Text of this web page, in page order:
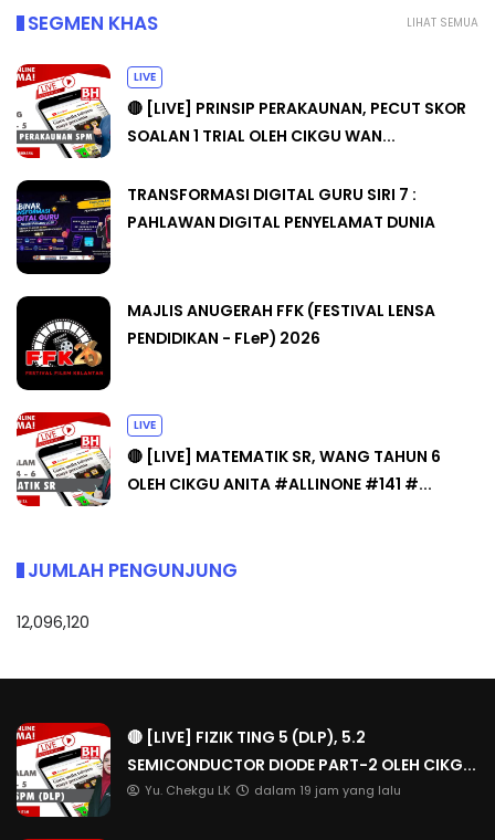
LIHAT SEMUA
SEGMEN KHAS
LIVE
🔴 [LIVE] PRINSIP PERAKAUNAN, PECUT SKOR
SOALAN 1 TRIAL OLEH CIKGU WAN...
TRANSFORMASI DIGITAL GURU SIRI 7 :
PAHLAWAN DIGITAL PENYELAMAT DUNIA
MAJLIS ANUGERAH FFK (FESTIVAL LENSA
PENDIDIKAN - FLeP) 2026
LIVE
🔴 [LIVE] MATEMATIK SR, WANG TAHUN 6
OLEH CIKGU ANITA #ALLINONE #141 #...
JUMLAH PENGUNJUNG
12,096,120
🔴 [LIVE] FIZIK TING 5 (DLP), 5.2
SEMICONDUCTOR DIODE PART-2 OLEH CIKG...
Yu. Chekgu LK dalam 19 jam yang lalu